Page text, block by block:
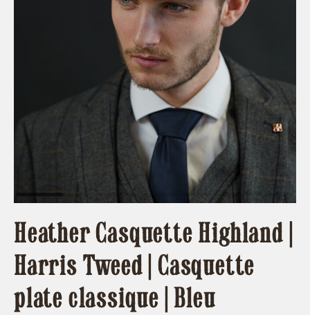
Heather Casquette Highland |
Harris Tweed | Casquette
plate classique | Bleu